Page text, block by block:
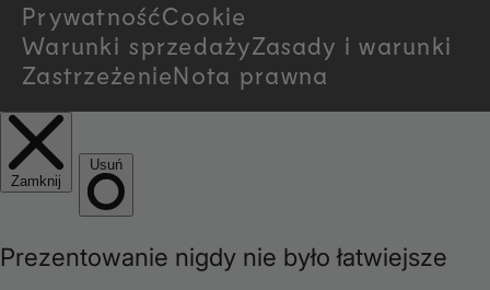
y
/
r
e
g
PrywatnośćCookie
Warunki sprzedażyZasady i warunki
ZastrzeżenieNota prawna